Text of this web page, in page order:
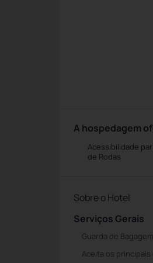
A hospedagem
Acessibilidade
de Rodas
Sobre o Hotel
Serviços Gerais
Guarda de Bagagem
Aceita os